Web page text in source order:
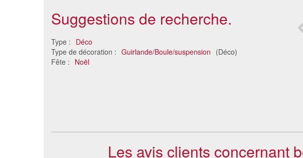
Suggestions de recherche.
Type : Déco
Type de décoration : Guirlande/Boule/suspension (Déco)
Fête : Noël
Les avis clients concernant